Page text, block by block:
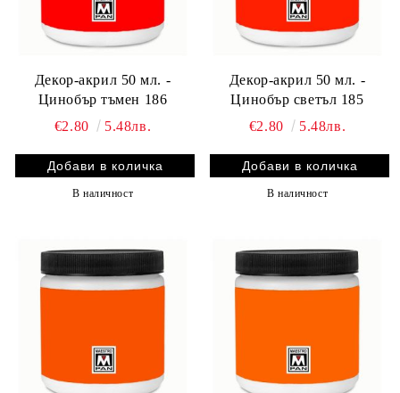
Декор-акрил 50 мл. -
Цинобър тъмен 186
€2.80
5.48лв.
В наличност
Декор-акрил 50 мл. -
Цинобър светъл 185
€2.80
5.48лв.
В наличност